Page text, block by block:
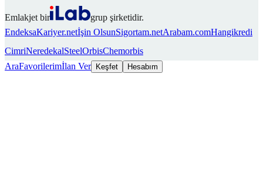
Emlakjet bir
grup şirketidir.
EndeksaKariyer.netİşin OlsunSigortam.netArabam.comHangikredi
CimriNeredekalSteelOrbisChemorbis
AraFavorilerimİlan Ver Keşfet Hesabım